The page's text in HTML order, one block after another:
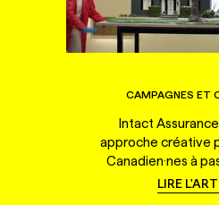
CAMPAGNES ET
Intact
approche créative
Canadien·nes à
LIRE